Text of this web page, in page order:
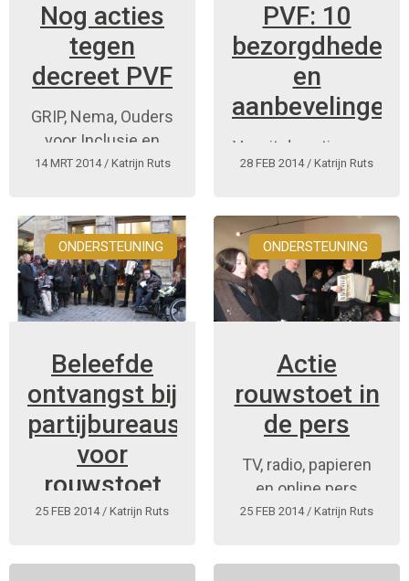
Nog acties
tegen
decreet PVF
GRIP, Nema, Ouders
voor Inclusie en
Hazo zijn niet de
voeren tegen het
decreet PVF.
14 MRT 2014/ Katrijn Ruts
PVF: 10
bezorgdheden
en
aanbevelingen
Vanuit de actiegroep
RIP PAB PGB
HAZO, NEMA en
Ouders voor Inclusie
tegen het decreet
PVF. Ons
nieuw beleidsdossier
politici duidelijk
maken waarom
ze het decreet beter
niet ...
28 FEB 2014/ Katrijn Ruts
ONDERSTEUNING
Beleefde
ontvangst bij
partijbureaus
voor
rouwstoet
handicap -
25 FEB 2014/ Katrijn Ruts
ONDERSTEUNING
Actie
rouwstoet in
de pers
TV, radio, papieren
en online pers
berichtten over de
ondersteuning &
25 FEB 2014/ Katrijn Ruts